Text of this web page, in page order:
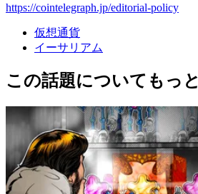
https://cointelegraph.jp/editorial-policy
仮想通貨
イーサリアム
この話題についてもっと